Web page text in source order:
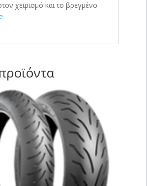
χειρισμό και το βρεγμένο